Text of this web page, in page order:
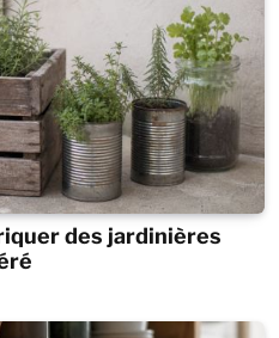
des jardinières